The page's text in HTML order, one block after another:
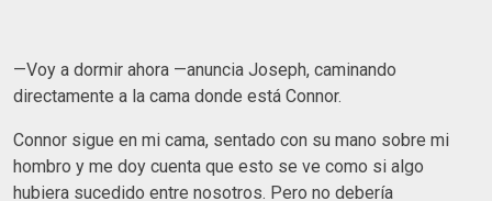
—Voy a dormir ahora —anuncia Joseph, caminando
directamente a la cama donde está Connor.
Connor sigue en mi cama, sentado con su mano sobre mi
hombro y me doy cuenta que esto se ve como si algo
hubiera sucedido entre nosotros. Pero no debería